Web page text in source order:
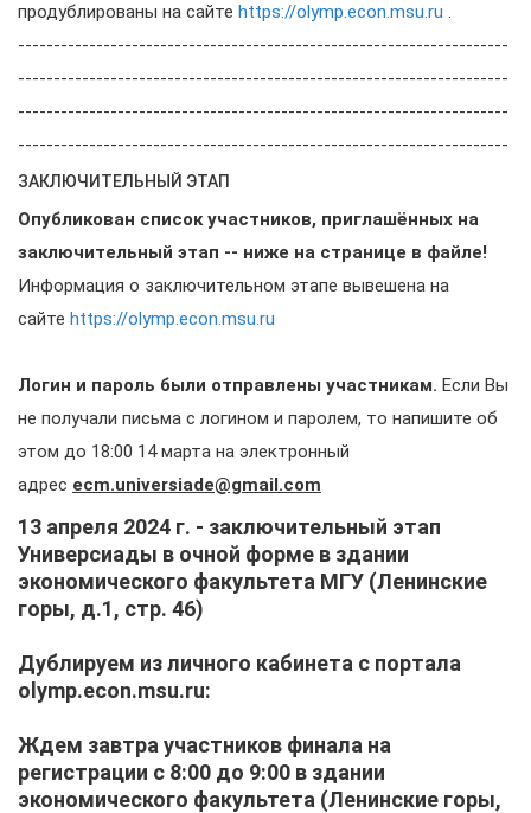
продублированы на сайте https://olymp.econ.msu.ru .
---------------------------------------------------------------------
---------------------------------------------------------------------
---------------------------------------------------------------------
---------------------------------------------------------------------
ЗАКЛЮЧИТЕЛЬНЫЙ ЭТАП
Опубликован список участников, приглашённых на
заключительный этап -- ниже на странице в файле!
Информация о заключительном этапе вывешена на
сайте https://olymp.econ.msu.ru
Логин и пароль были отправлены участникам. Если Вы
не получали письма с логином и паролем, то напишите об
этом до 18:00 14 марта на электронный
адрес ecm.universiade@gmail.com
13 апреля 2024 г. - заключительный этап
Универсиады в очной форме в здании
экономического факультета МГУ (Ленинские
горы, д.1, стр. 46)
Дублируем из личного кабинета с портала
olymp.econ.msu.ru:
Ждем завтра участников финала на
регистрации с 8:00 до 9:00 в здании
экономического факультета (Ленинские горы,